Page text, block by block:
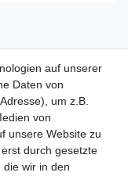
auf unserer
Daten von
um z.B.
von
unsere Website zu
durch gesetzte
die wir in den
AGB
auf unserer
Daten von
um z.B.
von
unsere Website zu
durch gesetzte
die wir in den